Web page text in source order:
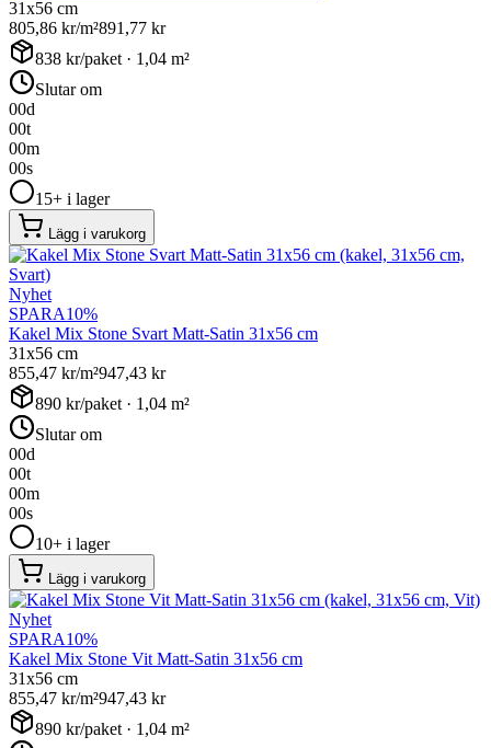
31x56 cm
805,86 kr/m²891,77 kr
838 kr/paket · 1,04 m²
Slutar om
00d
00t
00m
00s
15+ i lager
Lägg i varukorg
Nyhet
SPARA10%
Kakel Mix Stone Svart Matt-Satin 31x56 cm
31x56 cm
855,47 kr/m²947,43 kr
890 kr/paket · 1,04 m²
Slutar om
00d
00t
00m
00s
10+ i lager
Lägg i varukorg
Nyhet
SPARA10%
Kakel Mix Stone Vit Matt-Satin 31x56 cm
31x56 cm
855,47 kr/m²947,43 kr
890 kr/paket · 1,04 m²